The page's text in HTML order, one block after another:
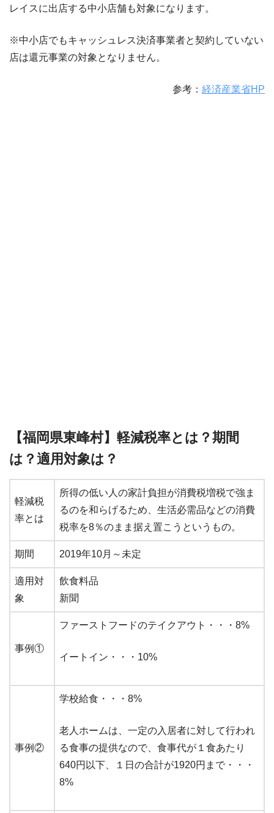
レイスに出店する中小店舗も対象になります。
※中小店でもキャッシュレス決済事業者と契約していない
店は還元事業の対象となりません。
参考： 経済産業省HP
【福岡県東峰村】軽減税率とは？期間
は？適用対象は？
軽減税
率とは
所得の低い人の家計負担が消費税増税で強ま
るのを和らげるため、生活必需品などの消費
税率を8％のまま据え置こうというもの。
期間 2019年10月～未定
適用対
象
飲食料品
新聞
事例①
ファーストフードのテイクアウト・・・8%
イートイン・・・10%
事例②
学校給食・・・8%
老人ホームは、一定の入居者に対して行われ
る食事の提供なので、食事代が１食あたり
640円以下、１日の合計が1920円まで・・・
8%